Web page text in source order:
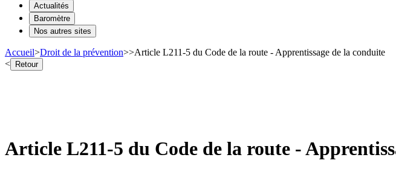
Actualités
Baromètre
Nos autres sites
Accueil>Droit de la prévention>>Article L211-5 du Code de la route - Apprentissage de la conduite
< Retour
Article L211-5 du Code de la route -